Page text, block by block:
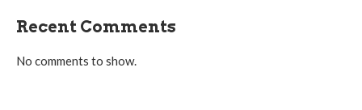
Recent Comments
No comments to show.